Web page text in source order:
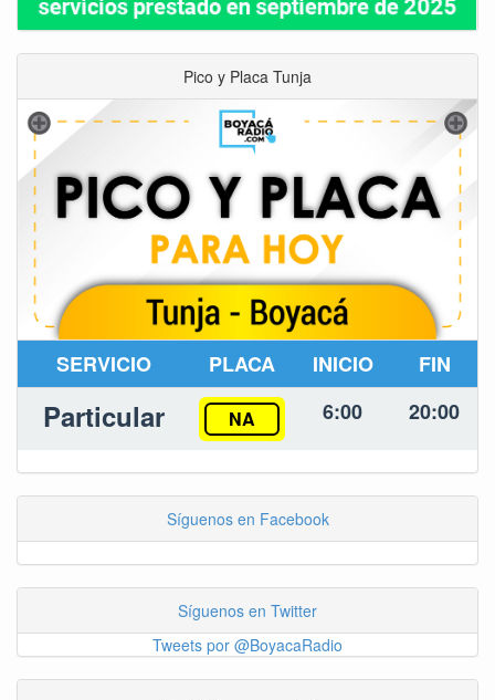
Pico y Placa Tunja
SERVICIO PLACA INICIO FIN
Particular NA 6:00 20:00
Síguenos en Facebook
Síguenos en Twitter
Tweets por @BoyacaRadio